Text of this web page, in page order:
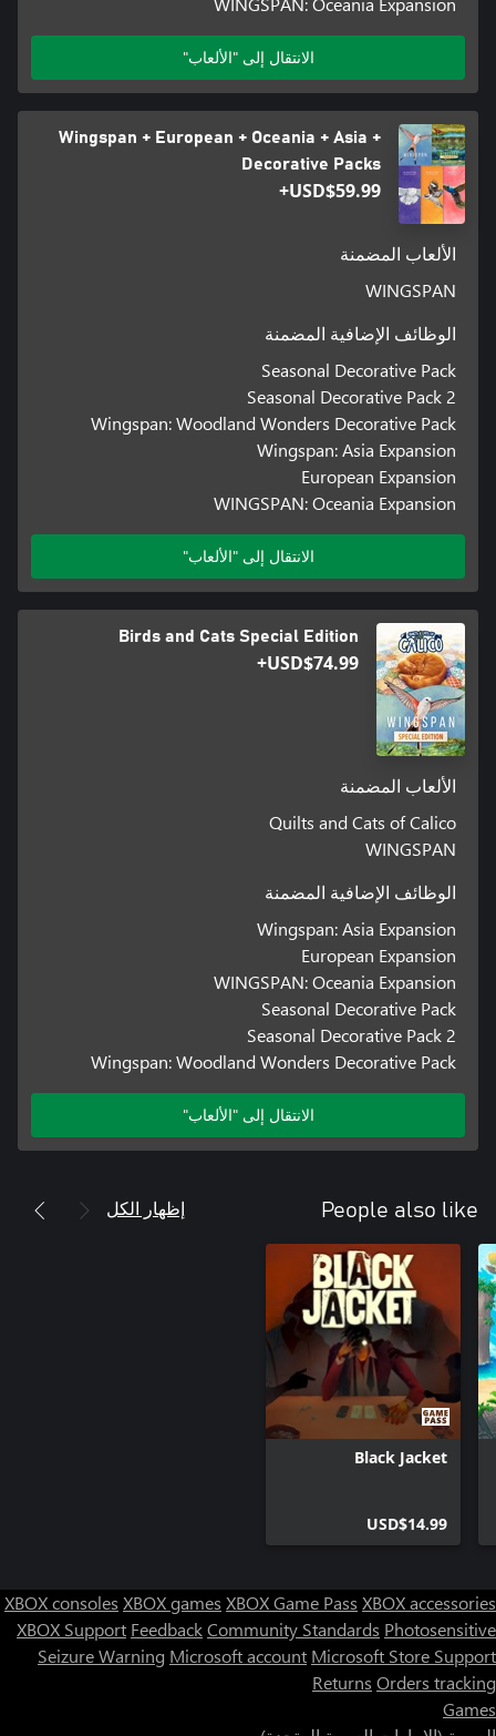
الانتقال إلى "الألعاب"
Wingspan + European + Oceania + Asia +
Decorative Packs
USD$59.99+
الألعاب المضمنة
WINGSPAN
الوظائف الإضافية المضمنة
Seasonal Decorative Pack
Seasonal Decorative Pack 2
Wingspan: Woodland Wonders Decorative Pack
Wingspan: Asia Expansion
European Expansion
WINGSPAN: Oceania Expansion
الانتقال إلى "الألعاب"
Birds and Cats Special Edition
USD$74.99+
الألعاب المضمنة
Quilts and Cats of Calico
WINGSPAN
الوظائف الإضافية المضمنة
Wingspan: Asia Expansion
European Expansion
WINGSPAN: Oceania Expansion
Seasonal Decorative Pack
Seasonal Decorative Pack 2
Wingspan: Woodland Wonders Decorative Pack
الانتقال إلى "الألعاب"
People also like إظهار الكل
Black Jacket
USD$14.99
XBOX consoles XBOX games XBOX Game Pass XBOX accessories
XBOX Support FeedbackCommunity Standards Photosensitive
Seizure Warning Microsoft account Microsoft Store Support
Returns Orders tracking
Games